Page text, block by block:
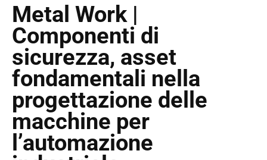
Metal Work |
Componenti di
sicurezza, asset
fondamentali nella
progettazione delle
macchine per
l’automazione